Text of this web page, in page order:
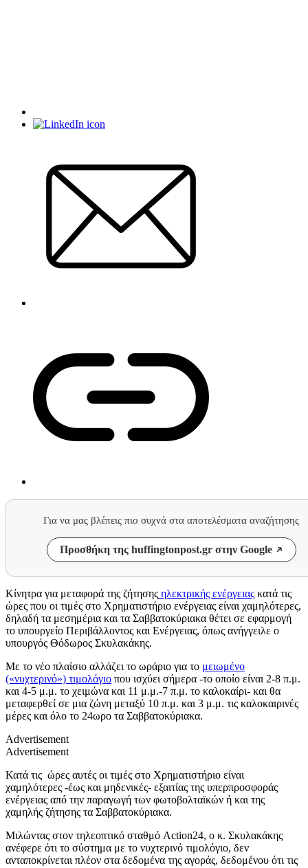
Για να μας βλέπεις πιο συχνά στα αποτελέσματα αναζήτησης
Προσθήκη της huffingtonpost.gr στην Google
Κίνητρα για μεταφορά της ζήτησης ηλεκτρικής ενέργειας κατά τις
ώρες που οι τιμές στο Χρηματιστήριο ενέργειας είναι χαμηλότερες,
δηλαδή τα μεσημέρια και τα Σαββατοκύριακα θέτει σε εφαρμογή
το υπουργείο Περιβάλλοντος και Ενέργειας, όπως ανήγγειλε ο
υπουργός Θόδωρος Σκυλακάκης.
Με το νέο πλαίσιο αλλάζει το ωράριο για το μειωμένο
(«νυχτερινό») τιμολόγιο που ισχύει σήμερα -το οποίο είναι 2-8 π.μ.
και 4-5 μ.μ. το χειμώνα και 11 μ.μ.-7 π.μ. το καλοκαίρι- και θα
μεταφερθεί σε μια ζώνη μεταξύ 10 π.μ. και 3 μ.μ. τις καλοκαιρινές
μέρες και όλο το 24ωρο τα Σαββατοκύριακα.
Advertisement
Advertisement
Κατά τις ώρες αυτές οι τιμές στο Χρηματιστήριο είναι
χαμηλότερες -έως και μηδενικές- εξαιτίας της υπερπροσφοράς
ενέργειας από την παραγωγή των φωτοβολταϊκών ή και της
χαμηλής ζήτησης τα Σαββατοκύριακα.
Μιλώντας στον τηλεοπτικό σταθμό Action24, ο κ. Σκυλακάκης
ανέφερε ότι το σύστημα με το νυχτερινό τιμολόγιο, δεν
ανταποκρίνεται πλέον στα δεδομένα της αγοράς, δεδομένου ότι τις